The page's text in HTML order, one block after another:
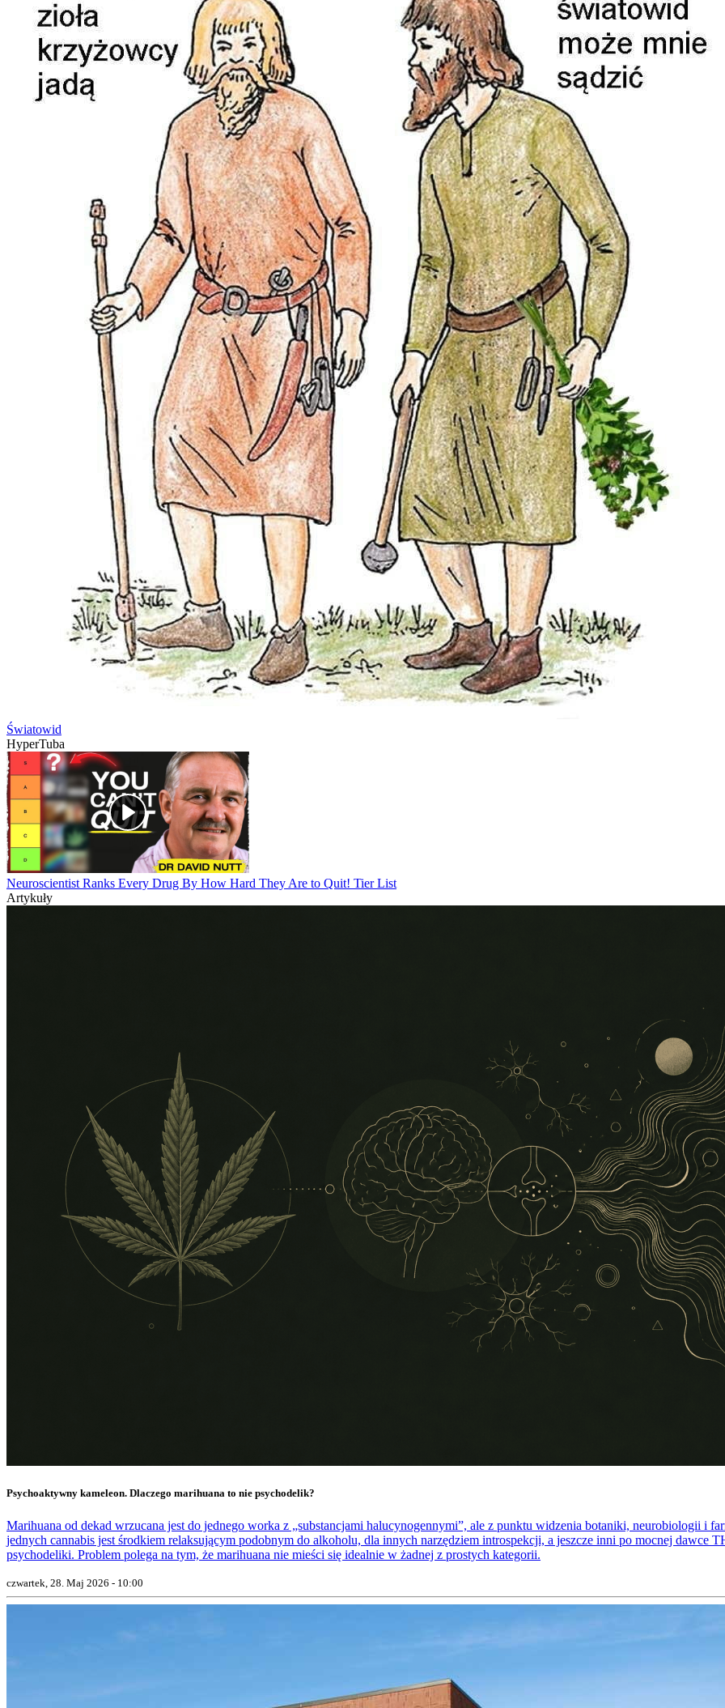
Światowid
HyperTuba
Neuroscientist Ranks Every Drug By How Hard They Are to Quit! Tier List
Artykuły
Psychoaktywny kameleon. Dlaczego marihuana to nie psychodelik?
Marihuana od dekad wrzucana jest do jednego worka z „substancjami halucynogennymi”, ale z punktu widzenia botaniki, neurobiologii i
jednych cannabis jest środkiem relaksującym podobnym do alkoholu, dla innych narzędziem introspekcji, a jeszcze inni po mocnej dawce
psychodeliki. Problem polega na tym, że marihuana nie mieści się idealnie w żadnej z prostych kategorii.
czwartek, 28. Maj 2026 - 10:00